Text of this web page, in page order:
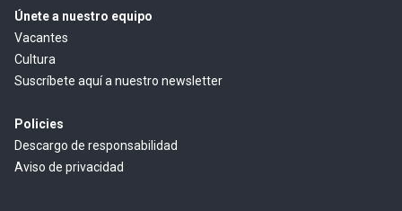
Únete a nuestro equipo
Vacantes
Cultura
Suscríbete aquí a nuestro newsletter
Policies
Descargo de responsabilidad
Aviso de privacidad